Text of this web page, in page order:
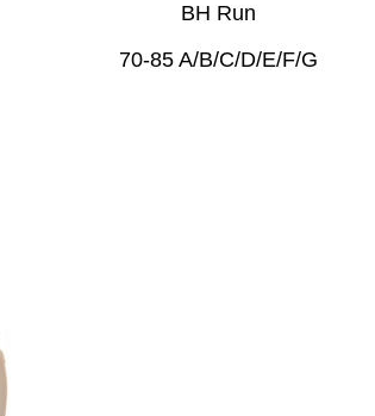
BH Run
70-85 A/B/C/D/E/F/G